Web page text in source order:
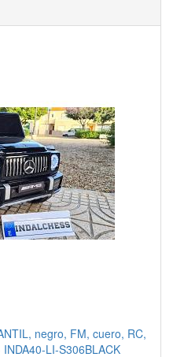
negro, FM, cuero, RC,
LI-S306BLACK